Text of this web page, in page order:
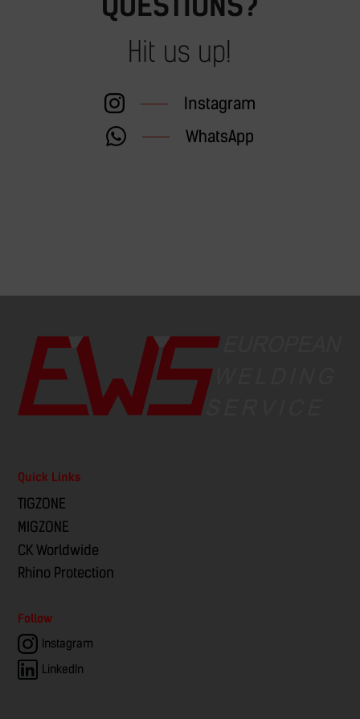
Hit us up!
Instagram
WhatsApp
Quick Links
TIGZONE
MIGZONE
CK Worldwide
Rhino Protection
Follow
Instagram
LinkedIn